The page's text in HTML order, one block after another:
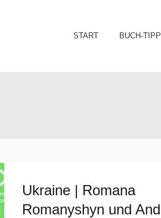
START BUCH-
Ukraine | Romana
Romanyshyn und